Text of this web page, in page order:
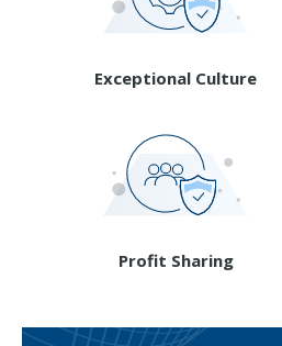
Exceptional Culture
Profit Sharing